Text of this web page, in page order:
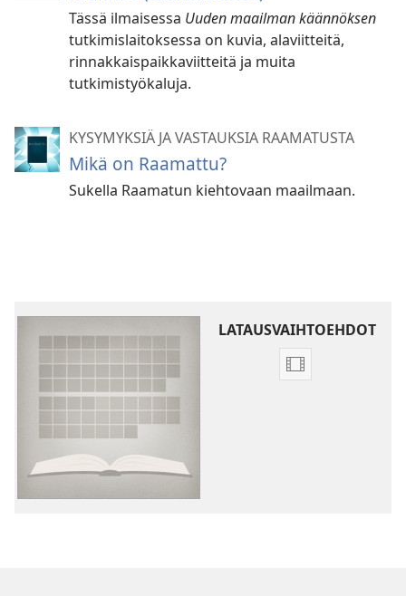
Tässä ilmaisessa Uuden maailman käännöksen
tutkimislaitoksessa on kuvia, alaviitteitä,
rinnakkaispaikkaviitteitä ja muita
tutkimistyökaluja.
KYSYMYKSIÄ JA VASTAUKSIA RAAMATUSTA
Mikä on Raamattu?
Sukella Raamatun kiehtovaan maailmaan.
LATAUSVAIHTOEHDOT
Videoiden